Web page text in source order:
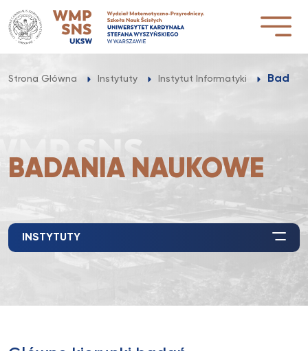
Przejdź
do
treści
Strona Główna Instytuty Instytut Informatyki
BADANIA NAUKOWE
INSTYTUTY